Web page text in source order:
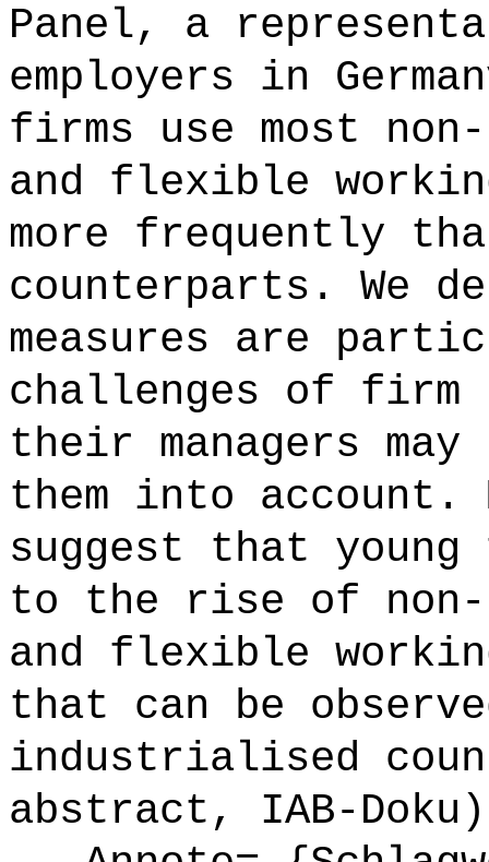
Panel, a
employers in
firms use most
and flexible
more frequently
counterparts. We
measures are
challenges of
their managers
them into account.
suggest that
to the rise of non-
and flexible
that can be
industrialised
abstract, IAB-